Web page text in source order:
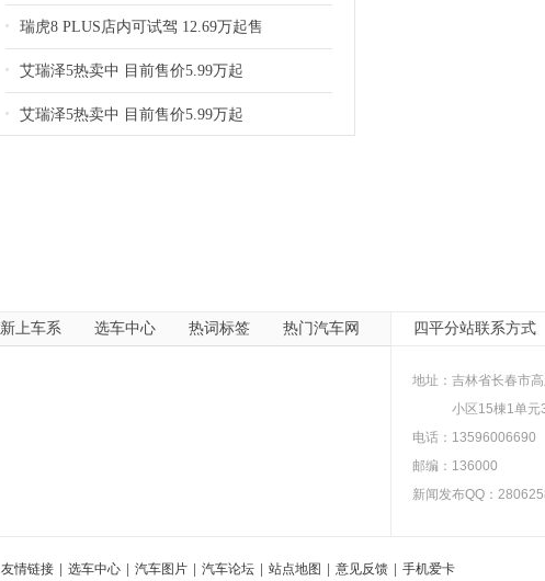
瑞虎8 PLUS店内可试驾 12.69万起售
艾瑞泽5热卖中 目前售价5.99万起
艾瑞泽5热卖中 目前售价5.99万起
新上车系 选车中心 热词标签 热门汽车网 四平分站联系方式
地址： 吉林省长春市
小区15棟1单元
电话：13596006690
邮编：136000
新闻发布QQ：
友情链接 选车中心 汽车图片 汽车论坛 站点地图 意见反馈 手机爱卡